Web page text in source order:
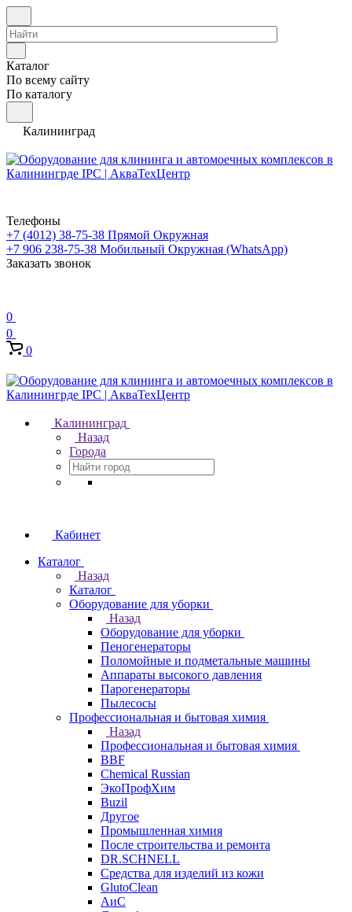
Каталог
По всему сайту
По каталогу
Калининград
Телефоны
+7 (4012) 38-75-38 Прямой Окружная
+7 906 238-75-38 Мобильный Окружная (WhatsApp)
Заказать звонок
0
0
0
Калининград
Назад
Города
Кабинет
Каталог
Назад
Каталог
Оборудование для уборки
Назад
Оборудование для уборки
Пеногенераторы
Поломойные и подметальные машины
Аппараты высокого давления
Парогенераторы
Пылесосы
Профессиональная и бытовая химия
Назад
Профессиональная и бытовая химия
BBF
Chemical Russian
ЭкоПрофХим
Buzil
Другое
Промышленная химия
После строительства и ремонта
DR.SCHNELL
Средства для изделий из кожи
GlutoClean
АиС